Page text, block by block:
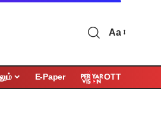
Aa
E-Paper OTT